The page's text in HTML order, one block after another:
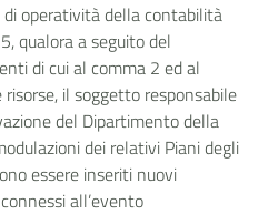
operatività della contabilità
qualora a seguito del
di cui al comma 2 ed al
il soggetto responsabile
del Dipartimento della
dei relativi Piani degli
essere inseriti nuovi
all’evento